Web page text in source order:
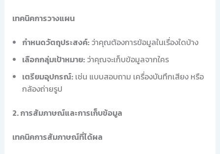
เทคนิคการวางแผน
กำหนดวัตถุประสงค์:ว่าคุณต้องการข้อมูลในเรื่องใดบ้าง
เลือกกลุ่มเป้าหมาย:ว่าคุณจะเก็บข้อมูลจากใคร
เตรียมอุปกรณ์:เช่น แบบสอบถาม เครื่องบันทึกเสียง หรือ
กล้องถ่ายรูป
2. การสัมภาษณ์และการเก็บข้อมูล
เทคนิคการสัมภาษณ์ที่ได้ผล